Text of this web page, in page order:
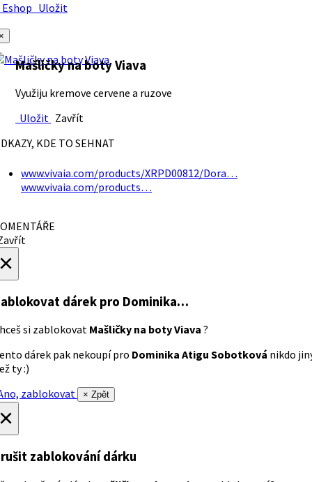
Uložit
Mašličky na boty Viava
Využiju kremove cervene a ruzove
Uložit Zavřít
KDE TO SEHNAT
www.vivaia.com/products/XRPD00812/Dora…
www.vivaia.com/products…
dárek pro Dominika…
si zablokovat Mašličky na boty Viava ?
dárek pak nekoupí pro Dominika Atigu Sobotková nikdo
ty :)
zablokovat
× Zpět
zablokování dárku